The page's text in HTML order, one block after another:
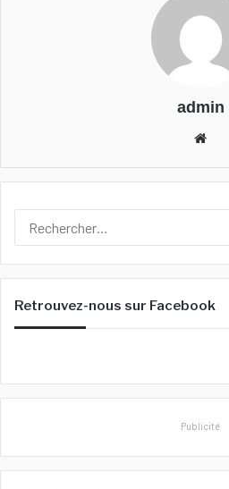
admin
te
Retrouvez-nous sur Facebook
Publicité